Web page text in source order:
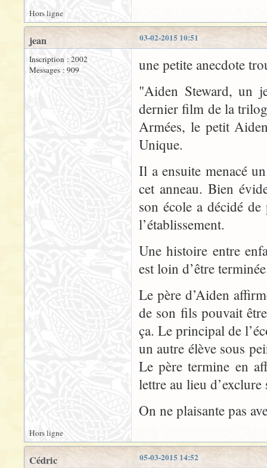
Hors ligne
03-02-2015 10:51
jean
Inscription : 2002
Messages : 909
une petite anecdote
"Aiden Steward, un
dernier film de la
Armées, le petit
Unique.
Il a ensuite menacé
cet anneau. Bien
son école a décidé de
l’établissement.
Une histoire entre
est loin d’être
Le père d’Aiden
de son fils pouvait
ça. Le principal de
un autre élève sous
Le père termine en
lettre au lieu
On ne plaisante pas
Hors ligne
05-03-2015 14:52
Cédric